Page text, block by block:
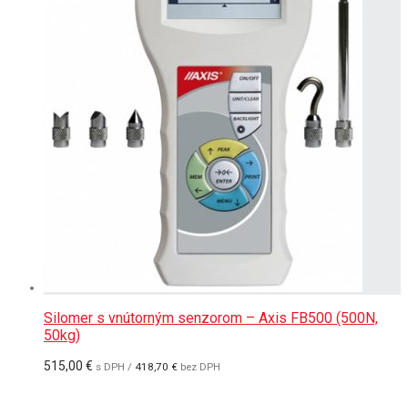
Silomer s vnútorným senzorom – Axis FB500 (500N,
50kg)
515,00 € s DPH / 418,70 € bez DPH